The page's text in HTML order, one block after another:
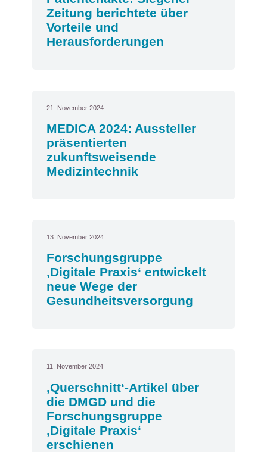
Zeitung berichtete über
Vorteile und
Herausforderungen
21. November 2024
MEDICA 2024: Aussteller
präsentierten
zukunftsweisende
Medizintechnik
13. November 2024
Forschungsgruppe
‚Digitale Praxis‘ entwickelt
neue Wege der
Gesundheitsversorgung
11. November 2024
‚Querschnitt‘-Artikel über
die DMGD und die
Forschungsgruppe
‚Digitale Praxis‘
erschienen